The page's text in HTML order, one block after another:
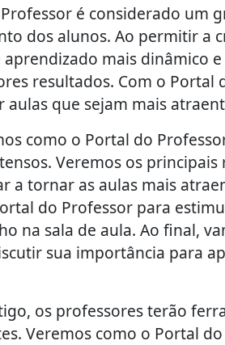
é considerado um
dos alunos. Ao permitir a
mais dinâmico
resultados. Com o Portal
aulas que sejam mais
como o Portal do
Veremos os
a tornar as aulas mais
do Professor para
na sala de aula. Ao final,
sua importância para
os professores terão
Veremos como o Portal